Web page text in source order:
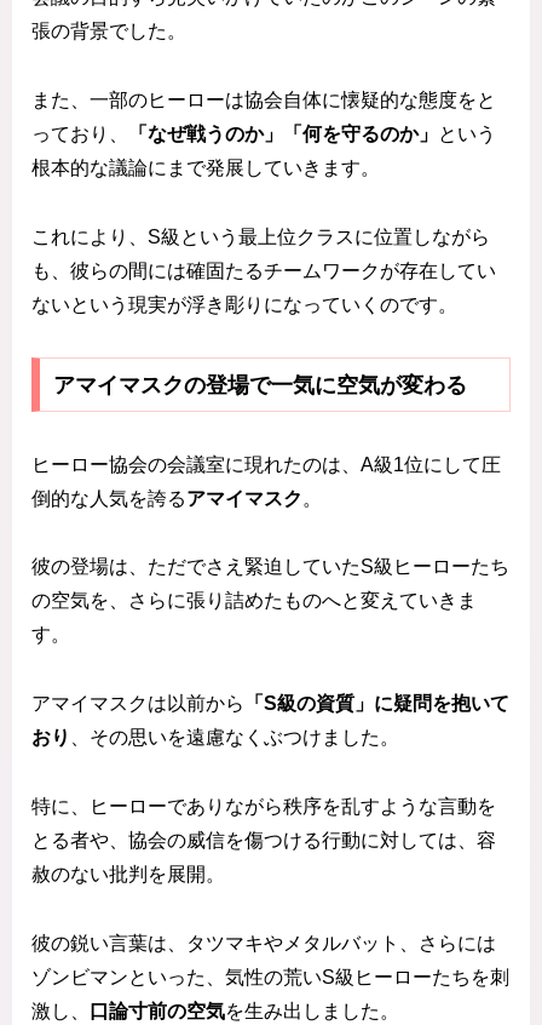
張の背景でした。
また、一部のヒーローは協会自体に懐疑的な態度をと
っており、
「なぜ戦うのか」「何を守るのか」 という
根本的な議論にまで発展していきます。
これにより、S級という最上位クラスに位置しながら
も、彼らの間には確固たるチームワークが存在してい
ないという現実が浮き彫りになっていくのです。
アマイマスクの登場で一気に空気が変わる
ヒーロー協会の会議室に現れたのは、A級1位にして圧
倒的な人気を誇るアマイマスク 。
彼の登場は、ただでさえ緊迫していたS級ヒーローたち
の空気を、さらに張り詰めたものへと変えていきま
す。
アマイマスクは以前から
「S級の資質」に疑問を抱いて
おり
、その思いを遠慮なくぶつけました。
特に、ヒーローでありながら秩序を乱すような言動を
とる者や、協会の威信を傷つける行動に対しては、容
赦のない批判を展開。
彼の鋭い言葉は、タツマキやメタルバット、さらには
ゾンビマンといった、気性の荒いS級ヒーローたちを刺
激し、
口論寸前の空気を生み出しました。